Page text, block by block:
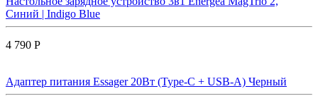
Синий | Indigo Blue
4 790 Р
Адаптер питания Essager 20Вт (Type-C + USB-A) Черный